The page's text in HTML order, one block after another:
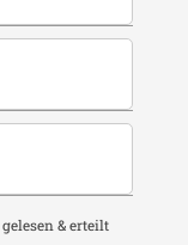
gelesen & erteilt